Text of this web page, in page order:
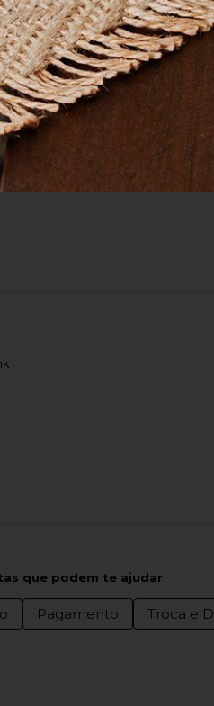
Luxus Branco 280cm x
Sortida 50 x 70 cm
que podem te ajudar
Pagamento Troca e